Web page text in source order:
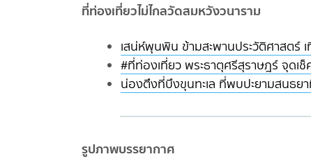
ที่ท่องเที่ยวไม่ไกลวัดสมหวังวนาราม
เสน่ห์พุนพิน ข้ามสะพานประวัติศาสตร์
#ที่ท่องเที่ยว พระธาตุศรีสุราษฎร์ จุดเช็
น่องตึงที่บึงขุนทะเล ที่พบปะยามสนธยา
รูปภาพบรรยากาศ